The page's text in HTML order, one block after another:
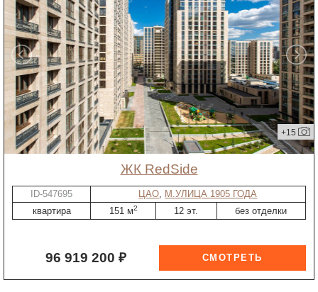
+15
ЖК RedSide
ID-547695 ЦАО, М.УЛИЦА 1905 ГОДА
квартира
151 м2 12 эт. без отделки
96 919 200 ₽